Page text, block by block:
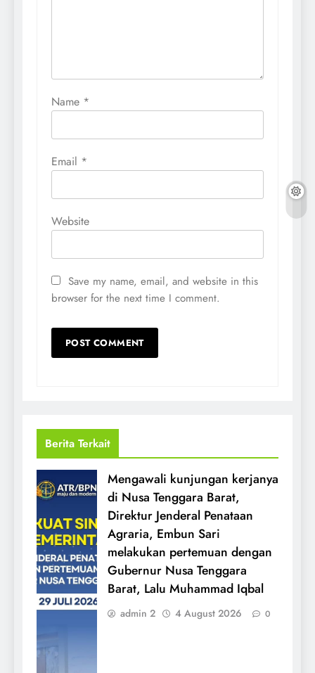
Name *
Email *
Website
Save my name, email, and website in this
browser for the next time I comment.
Berita Terkait
Mengawali kunjungan kerjanya
di Nusa Tenggara Barat,
Direktur Jenderal Penataan
Agraria, Embun Sari
melakukan pertemuan dengan
Gubernur Nusa Tenggara
Barat, Lalu Muhammad Iqbal
admin 2 4 August 2026 0